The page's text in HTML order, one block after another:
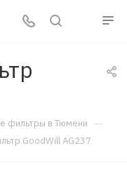
фильтры в Тюмени —
GoodWill AG237